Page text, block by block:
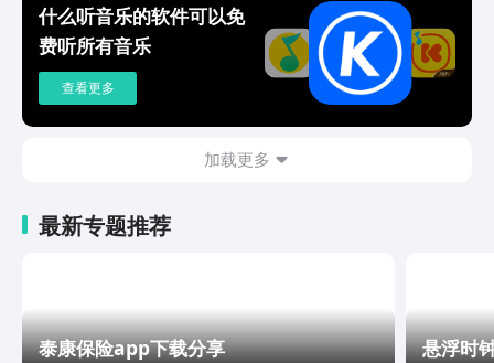
什么听音乐的软件可以免
费听所有音乐
查看更多
加载更多
最新专题推荐
泰康保险app下载分享 悬浮时